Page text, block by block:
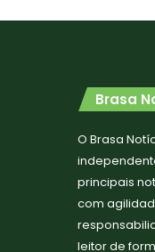
Brasa
O Brasa
principais
com
leitor de